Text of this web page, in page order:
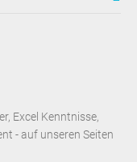
Excel Kenntnisse,
- auf unseren Seiten